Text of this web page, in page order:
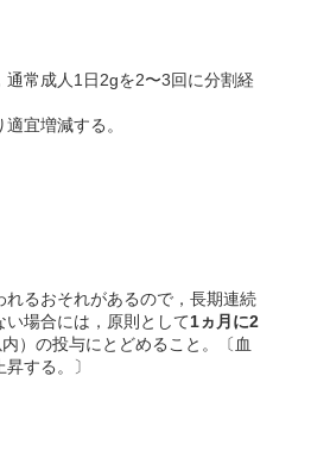
通常成人1日2gを2〜3回に分割経
宜増減する。
るおそれがあるので，長期連続
場合には，原則として1ヵ月に2
内）の投与にとどめること。〔血
する。〕